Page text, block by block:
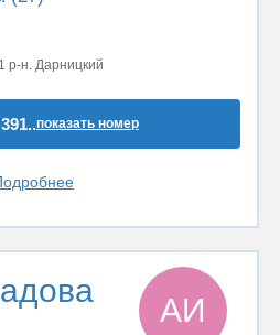
р-н. Дарницкий
показать номер
АИ